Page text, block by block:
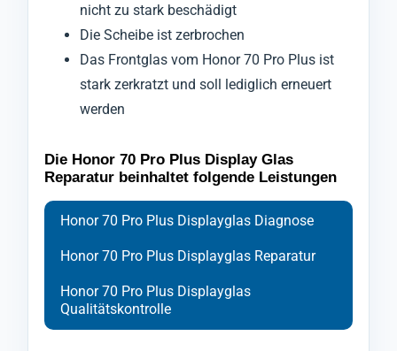
nicht zu stark beschädigt
Die Scheibe ist zerbrochen
Das Frontglas vom Honor 70 Pro Plus ist
stark zerkratzt und soll lediglich erneuert
werden
Die Honor 70 Pro Plus Display Glas
Reparatur beinhaltet folgende Leistungen
Honor 70 Pro Plus Displayglas Diagnose
Honor 70 Pro Plus Displayglas Reparatur
Honor 70 Pro Plus Displayglas
Qualitätskontrolle